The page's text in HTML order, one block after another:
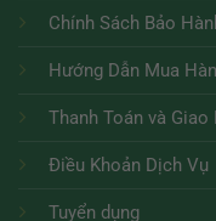
Chính Sách Bảo
Hướng Dẫn Mua
Thanh Toán và Giao
Điều Khoản Dịch Vụ
Tuyển dụng